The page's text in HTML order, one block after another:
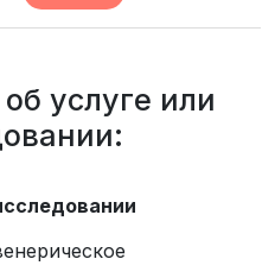
услуге или